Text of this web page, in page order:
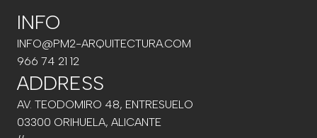
INFO
INFO@PM2-ARQUITECTURA.COM
966 74 21 12
ADDRESS
AV. TEODOMIRO 48, ENTRESUELO
03300 ORIHUELA, ALICANTE